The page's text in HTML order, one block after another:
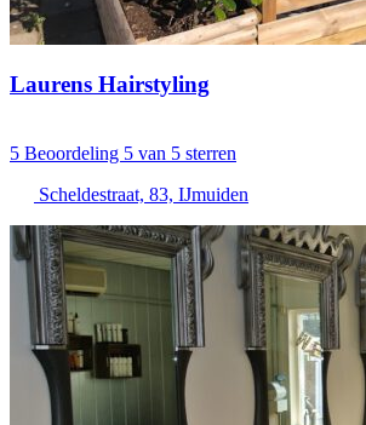
Laurens Hairstyling
5 Beoordeling 5 van 5 sterren
Scheldestraat, 83, IJmuiden